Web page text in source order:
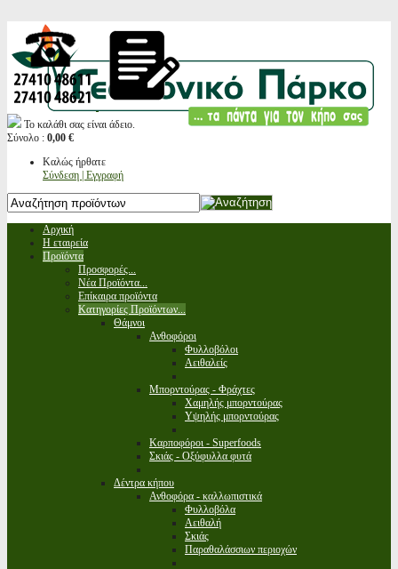
Το καλάθι σας είναι άδειο.
Σύνολο : 0,00 €
Καλώς ήρθατε
Σύνδεση | Εγγραφή
Αρχική
Η εταιρεία
Προϊόντα
Προσφορές...
Νέα Προϊόντα...
Επίκαιρα προϊόντα
Κατηγορίες Προϊόντων...
Θάμνοι
Ανθοφόροι
Φυλλοβόλοι
Αειθαλείς
Μπορντούρας - Φράχτες
Χαμηλής μπορντούρας
Υψηλής μπορντούρας
Καρποφόροι - Superfoods
Σκιάς - Οξύφυλλα φυτά
Δέντρα κήπου
Ανθοφόρα - καλλωπιστικά
Φυλλοβόλα
Αειθαλή
Σκιάς
Παραθαλάσσιων περιοχών